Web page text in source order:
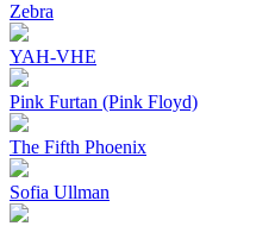
Zebra
YAH-VHE
Pink Furtan (Pink Floyd)
The Fifth Phoenix
Sofia Ullman